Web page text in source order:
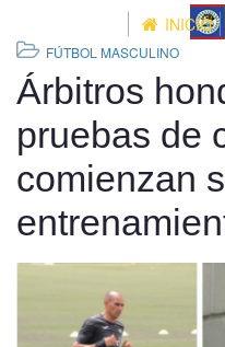
INICIO
FÚTBOL MASCULINO
Árbitros
pruebas de
comienzan